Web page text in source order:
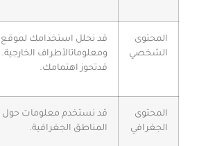
المحتوى
الشخصي
قد نحلل استخدامك لموقع
ومعلوماتالأطراف الخارجية.
قدتحوز اهتمامك.
المحتوى
الجغرافي
قد نستخدم معلومات حول
المناطق الجغرافية.